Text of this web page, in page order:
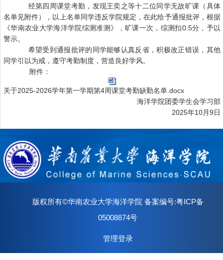
经第四周课堂考勤，发现王奕之等十二位同学无故旷课（具体
名单见附件），以上名单同学违反学院规定，在此给予通报批评，根据
《华南农业大学海洋学院综测准测》，旷课一次，综测扣0.5分，予以
警示。
希望受到通报批评的同学能够认真反省，积极改正错误，其他
同学引以为戒，遵守考勤制度，营造良好学风。
附件：
关于2025-2026学年第一学期第4周课堂考勤缺勤名单.docx
海洋学院团委学生会学习部
2025年10月9日
版权所有©华南农业大学海洋学院 备案编号:粤ICP备
05008874号
管理登录